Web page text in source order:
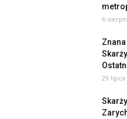
6
29 lipca